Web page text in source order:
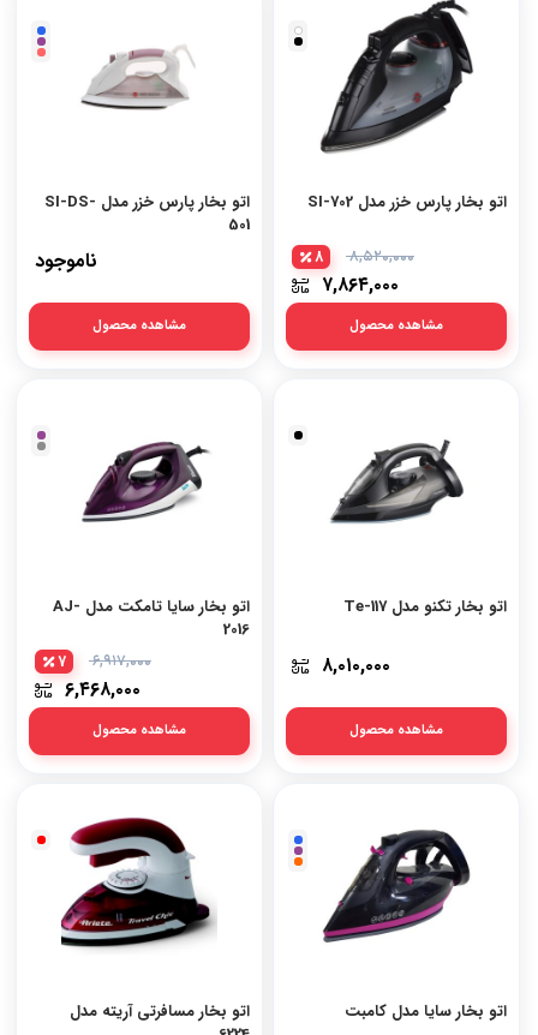
اتو بخار پارس خزر مدل SI-702
۸,۵۲۰,۰۰۰
۷,۸۶۴,۰۰۰
8
مشاهده محصول
اتو بخار پارس خزر مدل SI-DS-
501
ناموجود
مشاهده محصول
اتو بخار تکنو مدل Te-117
۸,۰۱۰,۰۰۰
مشاهده محصول
اتو بخار سایا تامکت مدل AJ-
2016
۶,۹۱۷,۰۰۰
۶,۴۶۸,۰۰۰
7
مشاهده محصول
اتو بخار سایا مدل کامبت
اتو بخار مسافرتی آریته مدل